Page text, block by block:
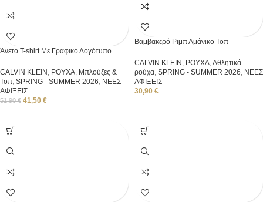
Άνετο T-shirt Με Γραφικό Λογότυπο
CALVIN KLEIN , ΡΟΥΧΑ, Μπλούζες &
Τοπ, SPRING - SUMMER 2026, ΝΕΕΣ
ΑΦΙΞΕΙΣ
51,90€ 41,50 €
Βαμβακερό Ριμπ Αμάνικο Τοπ
CALVIN KLEIN , ΡΟΥΧΑ,Αθλητικά
ρούχα, SPRING - SUMMER 2026, ΝΕΕΣ
ΑΦΙΞΕΙΣ
30,90 €